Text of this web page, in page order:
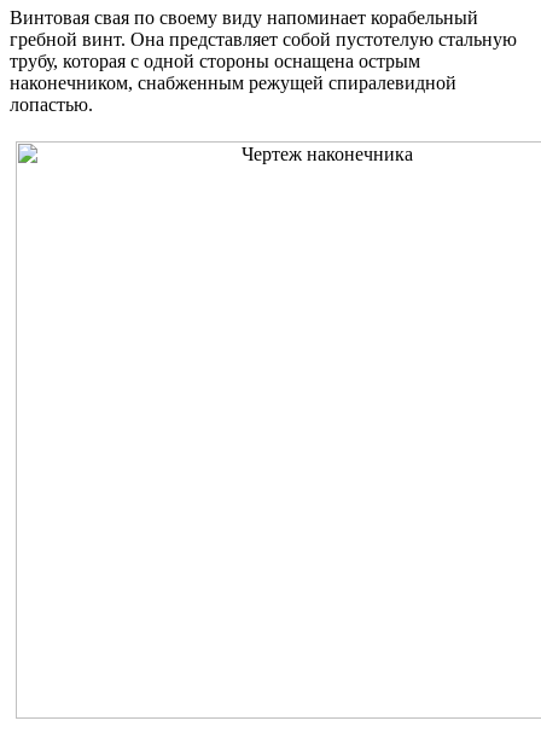
Винтовая свая по своему виду напоминает корабельный
гребной винт. Она представляет собой пустотелую стальную
трубу, которая с одной стороны оснащена острым
наконечником, снабженным режущей спиралевидной
лопастью.